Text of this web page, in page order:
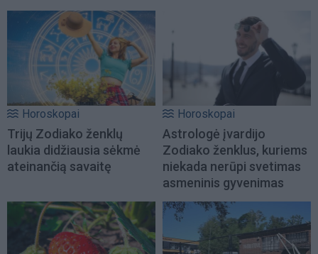
Horoskopai
Trijų Zodiako ženklų
laukia didžiausia sėkmė
ateinančią savaitę
Horoskopai
Astrologė įvardijo
Zodiako ženklus, kuriems
niekada nerūpi svetimas
asmeninis gyvenimas